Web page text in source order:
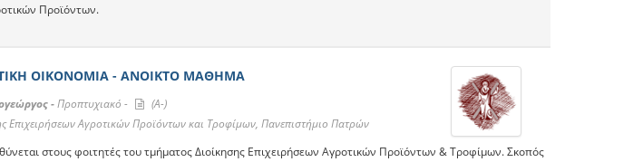
Προϊόντων.
ΟΙΚΟΝΟΜΙΑ - ΑΝΟΙΚΤΟ ΜΑΘΗΜΑ
-Προπτυχιακό -
(A-)
Επιχειρήσεων Αγροτικών Προϊόντων και Τροφίμων, Πανεπιστήμιο Πατρών
στους φοιτητές του τμήματος Διοίκησης Επιχειρήσεων Αγροτικών Προϊόντων & Τροφίμων. Σκοπός